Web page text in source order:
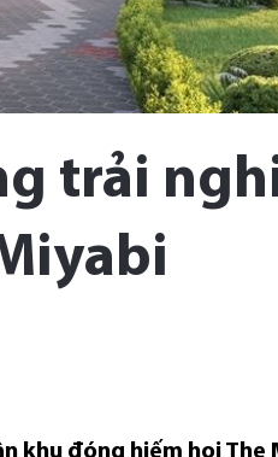
trải